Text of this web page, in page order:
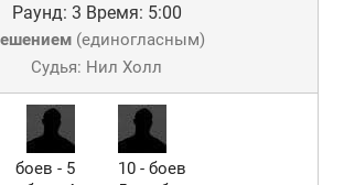
Раунд: 3 Время: 5:00
(единогласным)
Судья: Нил Холл
боев - 5
10 - боев